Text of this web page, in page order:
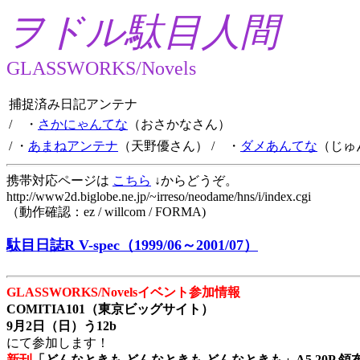
ヲドル駄目人間
GLASSWORKS/Novels
捕捉済み日記アンテナ
/ ・ さかにゃんてな （おさかなさん）
/ ・ あまねアンテナ （天野優さん） / ・ ダメあんてな （じ
携帯対応ページは こちら ↓からどうぞ。
http://www2d.biglobe.ne.jp/~irreso/neodame/hns/i/index.cgi
（動作確認：ez / willcom / FORMA)
駄目日誌R V-spec（1999/06～2001/07）
GLASSWORKS/Novelsイベント参加情報
COMITIA101（東京ビッグサイト）
9月2日（日）う12b
にて参加します！